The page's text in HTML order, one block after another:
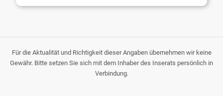
Für die Aktualität und Richtigkeit dieser Angaben übernehmen wir keine
Gewähr. Bitte setzen Sie sich mit dem Inhaber des Inserats persönlich in
Verbindung.